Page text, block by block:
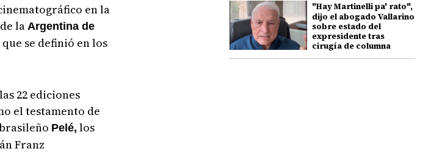
en la
la Argentina de
se definió en los
22 ediciones
el testamento de
Pelé, los
Franz
"Hay Martinelli pa' rato",
dijo el abogado Vallarino
sobre estado del
expresidente tras
cirugía de columna